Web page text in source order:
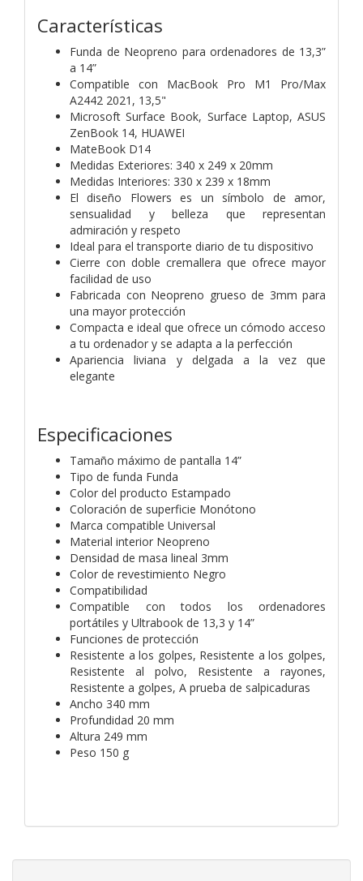
Características
Funda de Neopreno para ordenadores de 13,3”
a 14”
Compatible con MacBook Pro M1 Pro/Max
A2442 2021, 13,5"
Microsoft Surface Book, Surface Laptop, ASUS
ZenBook 14, HUAWEI
MateBook D14
Medidas Exteriores: 340 x 249 x 20mm
Medidas Interiores: 330 x 239 x 18mm
El diseño Flowers es un símbolo de amor,
sensualidad y belleza que representan
admiración y respeto
Ideal para el transporte diario de tu dispositivo
Cierre con doble cremallera que ofrece mayor
facilidad de uso
Fabricada con Neopreno grueso de 3mm para
una mayor protección
Compacta e ideal que ofrece un cómodo acceso
a tu ordenador y se adapta a la perfección
Apariencia liviana y delgada a la vez que
elegante
Especificaciones
Tamaño máximo de pantalla 14”
Tipo de funda Funda
Color del producto Estampado
Coloración de superficie Monótono
Marca compatible Universal
Material interior Neopreno
Densidad de masa lineal 3mm
Color de revestimiento Negro
Compatibilidad
Compatible con todos los ordenadores
portátiles y Ultrabook de 13,3 y 14”
Funciones de protección
Resistente a los golpes, Resistente a los golpes,
Resistente al polvo, Resistente a rayones,
Resistente a golpes, A prueba de salpicaduras
Ancho 340 mm
Profundidad 20 mm
Altura 249 mm
Peso 150 g